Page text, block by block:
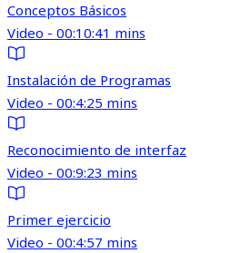
Conceptos Básicos
Video - 00:10:41 mins
Instalación de Programas
Video - 00:4:25 mins
Reconocimiento de interfaz
Video - 00:9:23 mins
Primer ejercicio
Video - 00:4:57 mins